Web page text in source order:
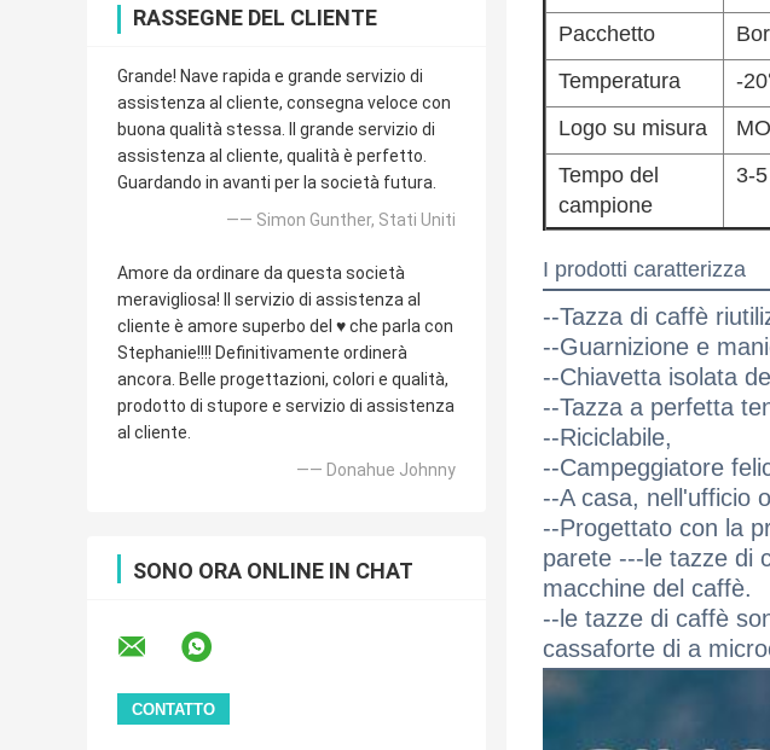
RASSEGNE DEL CLIENTE
Grande! Nave rapida e grande servizio di
assistenza al cliente, consegna veloce con
buona qualità stessa. Il grande servizio di
assistenza al cliente, qualità è perfetto.
Guardando in avanti per la società futura.
—— Simon Gunther, Stati Uniti
Amore da ordinare da questa società
meravigliosa! Il servizio di assistenza al
cliente è amore superbo del ♥️ che parla con
Stephanie!!!! Definitivamente ordinerà
ancora. Belle progettazioni, colori e qualità,
prodotto di stupore e servizio di assistenza
al cliente.
—— Donahue Johnny
SONO ORA ONLINE IN CHAT
Pacchetto
Temperatura
-
Logo su misura
Tempo del
campione
3-
I prodotti caratterizza
--Tazza di caffè
--Guarnizione e
--Chiavetta isolata
--Tazza a perfetta
--Riciclabile,
--Campeggiatore
--A casa, nell'ufficio
--Progettato con la
parete ---le tazze di
macchine del caffè.
--le tazze di caffè
cassaforte di a